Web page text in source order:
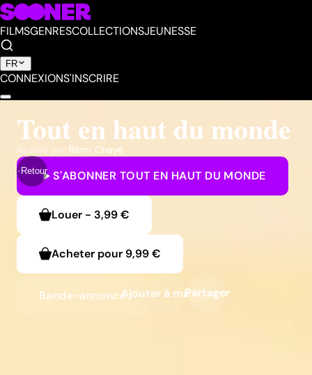
FILMSGENRESCOLLECTIONSJEUNESSE
FR
CONNEXIONS'INSCRIRE
Retour
Tout en haut du monde
Réalisé par Rémi Chayé
S'ABONNER TOUT EN HAUT DU MONDE
Louer - 3,99 €
Acheter pour 9,99 €
Bande-annonceAjouter à ma liste
Partager